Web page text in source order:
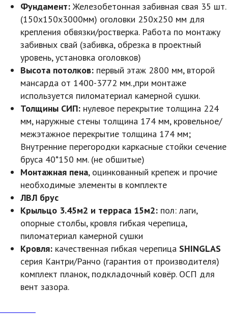
Фундамент:Железобетонная забивная свая 35 шт.
(150х150х3000мм) оголовки 250х250 мм для
крепления обвязки/ростверка. Работа по монтажу
забивных свай (забивка, обрезка в проектный
уровень, установка оголовков)
Высота потолков: первый этаж 2800 мм, второй
мансарда от 1400-3772 мм.,при монтаже
используется пиломатериал камерной сушки.
Толщины СИП: нулевое перекрытие толщина 224
мм, наружные стены толщина 174 мм, кровельное/
межэтажное перекрытие толщина 174 мм;
Внутренние перегородки каркасные стойки сечение
бруса 40*150 мм. (не обшитые)
Монтажная пена, оцинкованный крепеж и прочие
необходимые элементы в комплекте
ЛВЛ брус
Крыльцо 3.45м2 и терраса 15м2: пол: лаги,
опорные столбы, кровля гибкая черепица,
пиломатериал камерной сушки
Кровля: качественная гибкая черепица SHINGLAS
серия Кантри/Ранчо (гарантия от производителя)
комплект планок, подкладочный ковёр. ОСП для
вент зазора.